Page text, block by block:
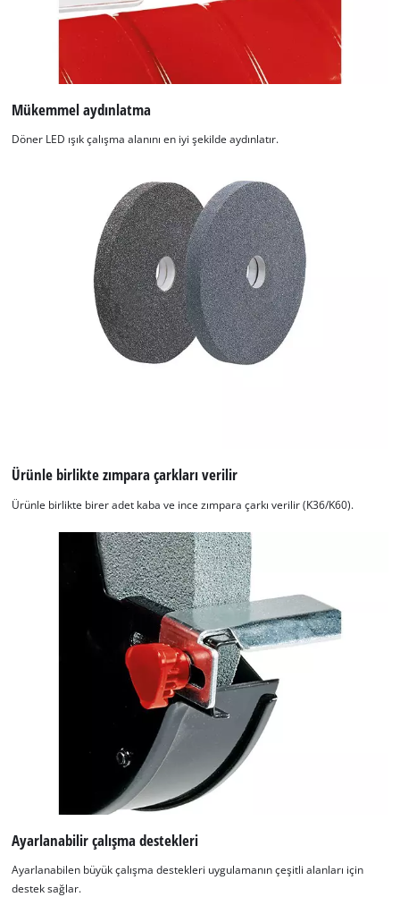
Mükemmel aydınlatma
Döner LED ışık çalışma alanını en iyi şekilde aydınlatır.
Ürünle birlikte zımpara çarkları verilir
Ürünle birlikte birer adet kaba ve ince zımpara çarkı verilir (K36/K60).
Ayarlanabilir çalışma destekleri
Ayarlanabilen büyük çalışma destekleri uygulamanın çeşitli alanları için
destek sağlar.